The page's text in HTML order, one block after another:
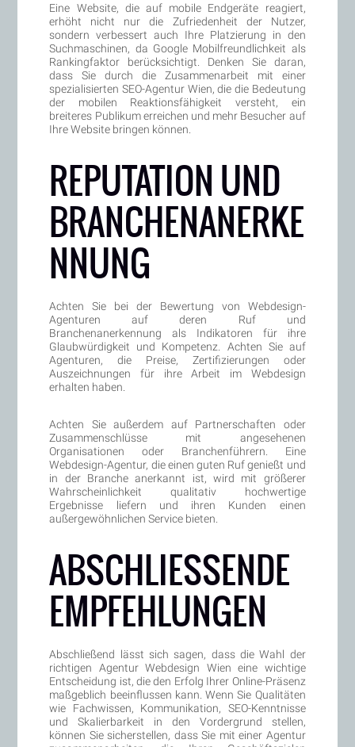
Eine Website, die auf mobile Endgeräte reagiert,
erhöht nicht nur die Zufriedenheit der Nutzer,
sondern verbessert auch Ihre Platzierung in den
Suchmaschinen, da Google Mobilfreundlichkeit als
Rankingfaktor berücksichtigt. Denken Sie daran,
dass Sie durch die Zusammenarbeit mit einer
spezialisierten SEO-Agentur Wien, die die Bedeutung
der mobilen Reaktionsfähigkeit versteht, ein
breiteres Publikum erreichen und mehr Besucher auf
Ihre Website bringen können.
REPUTATION UND
BRANCHENANERKE
NNUNG
Achten Sie bei der Bewertung von Webdesign-
Agenturen auf deren Ruf und
Branchenanerkennung als Indikatoren für ihre
Glaubwürdigkeit und Kompetenz. Achten Sie auf
Agenturen, die Preise, Zertifizierungen oder
Auszeichnungen für ihre Arbeit im Webdesign
erhalten haben.
Achten Sie außerdem auf Partnerschaften oder
Zusammenschlüsse mit angesehenen
Organisationen oder Branchenführern. Eine
Webdesign-Agentur, die einen guten Ruf genießt und
in der Branche anerkannt ist, wird mit größerer
Wahrscheinlichkeit qualitativ hochwertige
Ergebnisse liefern und ihren Kunden einen
außergewöhnlichen Service bieten.
ABSCHLIESSENDE E
MPFEHLUNGEN
Abschließend lässt sich sagen, dass die Wahl der
richtigen Agentur Webdesign Wien eine wichtige
Entscheidung ist, die den Erfolg Ihrer Online-Präsenz
maßgeblich beeinflussen kann. Wenn Sie Qualitäten
wie Fachwissen, Kommunikation, SEO-Kenntnisse
und Skalierbarkeit in den Vordergrund stellen,
können Sie sicherstellen, dass Sie mit einer Agentur